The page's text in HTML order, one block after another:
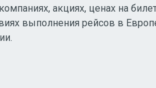
акциях, ценах на
выполнения рейсов в